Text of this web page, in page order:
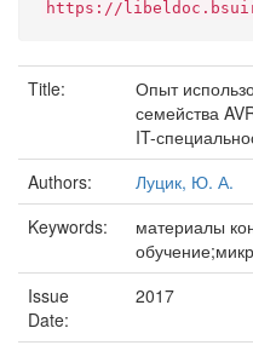
https://
Title:
Опыт
семейства
IT-
Authors:
Луцик, Ю. А.
Keywords:
материалы
Issue
Date:
2017